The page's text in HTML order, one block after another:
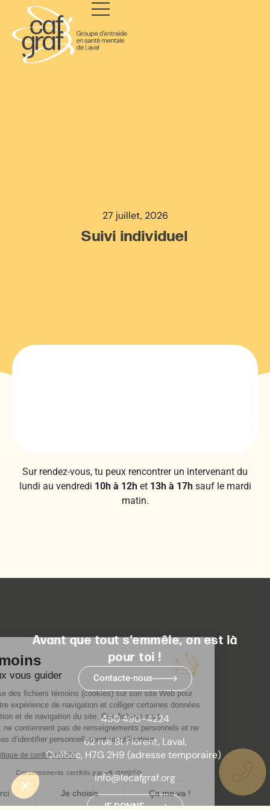
27 juillet, 2026
Suivi individuel
Sur rendez-vous, tu peux rencontrer un intervenant du
lundi au vendredi 10h à 12het 13h à 17hsauf le mardi
matin.
Avant que tout s'emmêle, on est là
pour toi !
Contacte-nous
450 490-4224
62 rue St Florent, Laval,
Québec, H7G 2H9 (adresse temporaire)
info@lecafgraf.org
JE DONNE